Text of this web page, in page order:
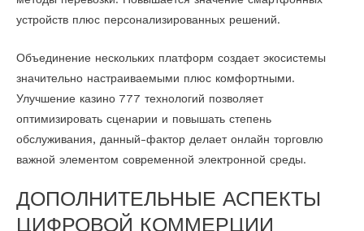
устройств плюс персонализированных решений.
Объединение нескольких платформ создает экосистемы
значительно настраиваемыми плюс комфортными.
Улучшение казино 777 технологий позволяет
оптимизировать сценарии и повышать степень
обслуживания, данный-фактор делает онлайн торговлю
важной элементом современной электронной среды.
ДОПОЛНИТЕЛЬНЫЕ АСПЕКТЫ
ЦИФРОВОЙ КОММЕРЦИИ